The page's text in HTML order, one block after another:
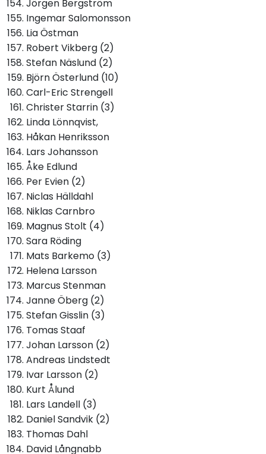
Jörgen Bergström
Ingemar Salomonsson
Lia Östman
Robert Vikberg (2)
Stefan Näslund (2)
Björn Österlund (10)
Carl-Eric Strengell
Christer Starrin (3)
Linda Lönnqvist,
Håkan Henriksson
Lars Johansson
Åke Edlund
Per Evien (2)
Niclas Hälldahl
Niklas Carnbro
Magnus Stolt (4)
Sara Röding
Mats Barkemo (3)
Helena Larsson
Marcus Stenman
Janne Öberg (2)
Stefan Gisslin (3)
Tomas Staaf
Johan Larsson (2)
Andreas Lindstedt
Ivar Larsson (2)
Kurt Ålund
Lars Landell (3)
Daniel Sandvik (2)
Thomas Dahl
David Långnabb